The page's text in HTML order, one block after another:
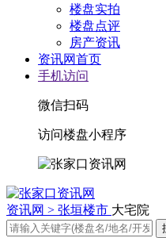
楼盘实拍
楼盘点评
房产资讯
资讯网首页
手机访问
微信扫码
访问楼盘小程序
资讯网 > 张垣楼市 大宅院